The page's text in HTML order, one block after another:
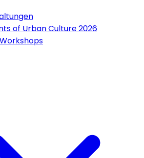
of Urban Culture 2026